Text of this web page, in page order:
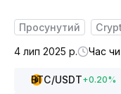
Просунутий
4 лип 2025 р.
Час
BTC/USDT+0.20%